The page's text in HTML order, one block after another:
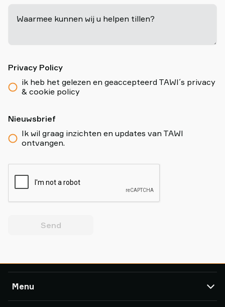
Waarmee kunnen wij u helpen tillen?
Privacy Policy
ik heb het gelezen en geaccepteerd TAWI´s privacy
& cookie policy
Nieuwsbrief
Ik wil graag inzichten en updates van TAWI
ontvangen.
Send
Menu